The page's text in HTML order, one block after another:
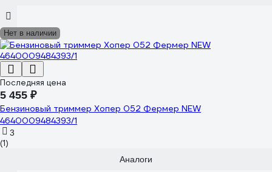
Нет в наличии
Последняя цена
5 455 ₽
Бензиновый триммер Хопер 052 Фермер NEW
4640009484393/1
3
(1)
Аналоги